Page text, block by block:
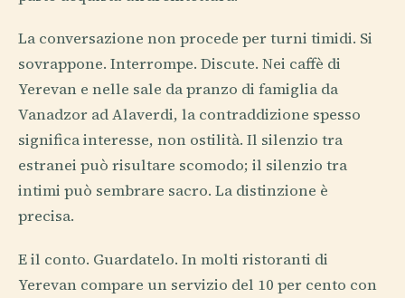
La conversazione non procede per turni timidi. Si
sovrappone. Interrompe. Discute. Nei caffè di
Yerevan e nelle sale da pranzo di famiglia da
Vanadzor ad Alaverdi, la contraddizione spesso
significa interesse, non ostilità. Il silenzio tra
estranei può risultare scomodo; il silenzio tra
intimi può sembrare sacro. La distinzione è
precisa.
E il conto. Guardatelo. In molti ristoranti di
Yerevan compare un servizio del 10 per cento con